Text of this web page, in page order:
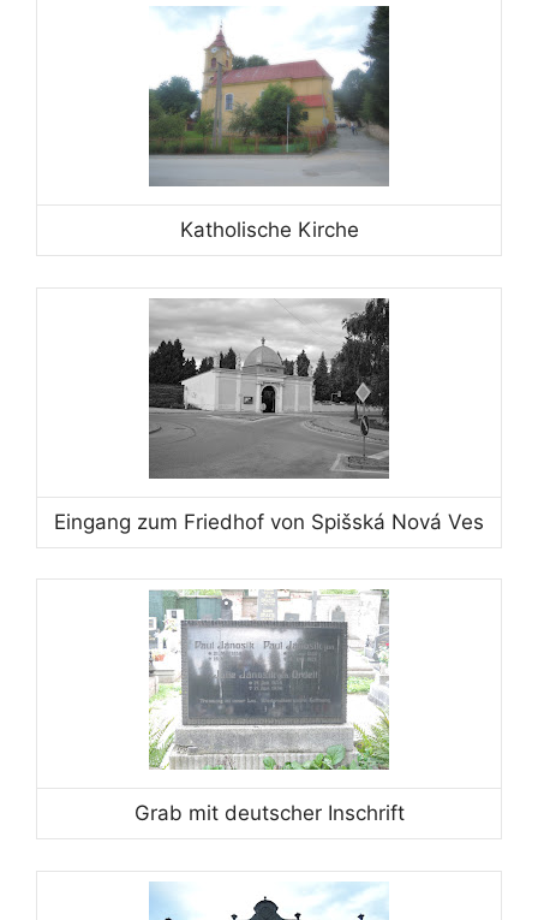
Katholische Kirche
Eingang zum Friedhof von Spišská Nová Ves
Grab mit deutscher Inschrift